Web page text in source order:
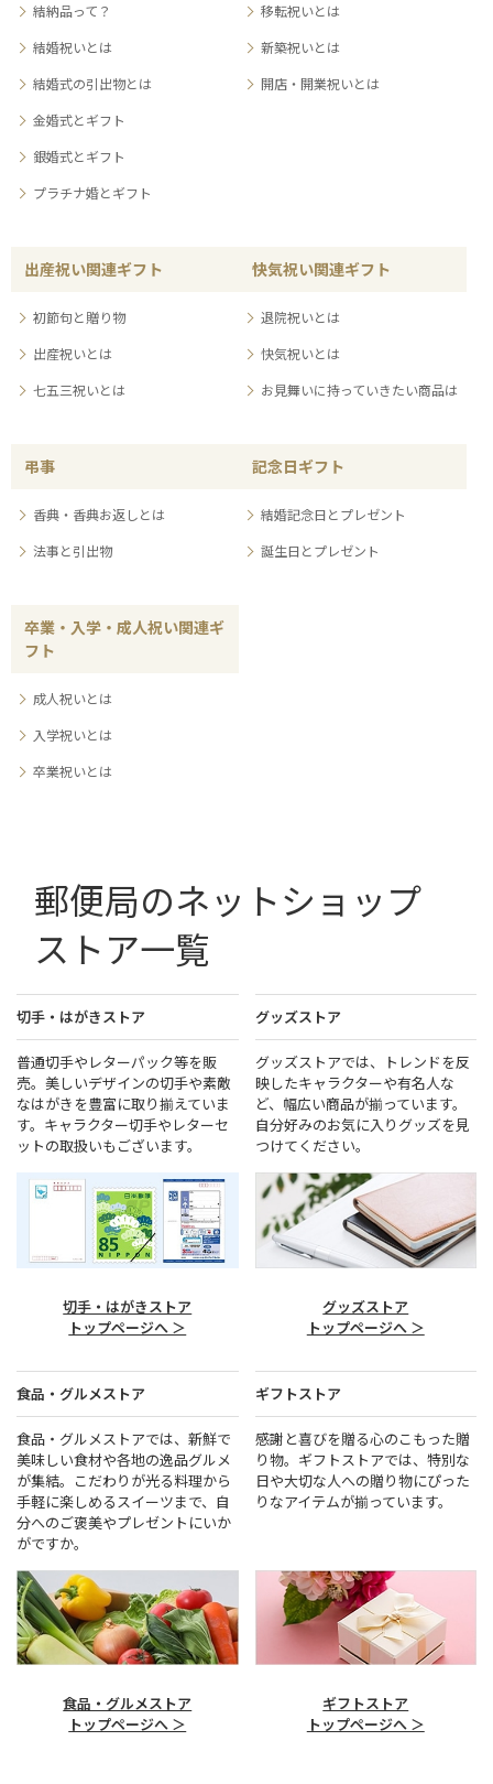
結納品って？
結婚祝いとは
結婚式の引出物とは
金婚式とギフト
銀婚式とギフト
プラチナ婚とギフト
移転祝いとは
新築祝いとは
開店・開業祝いとは
出産祝い関連ギフト
初節句と贈り物
出産祝いとは
七五三祝いとは
快気祝い関連ギフト
退院祝いとは
快気祝いとは
お見舞いに持っていきたい商品は
弔事
香典・香典お返しとは
法事と引出物
記念日ギフト
結婚記念日とプレゼント
誕生日とプレゼント
卒業・入学・成人祝い関連ギ
フト
成人祝いとは
入学祝いとは
卒業祝いとは
郵便局のネットショップ
ストア一覧
切手・はがきストア
普通切手やレターパック等を販
売。美しいデザインの切手や素敵
なはがきを豊富に取り揃えていま
す。キャラクター切手やレターセ
ットの取扱いもございます。
切手・はがきストア
トップページへ ＞
グッズストア
グッズストアでは、トレンドを反
映したキャラクターや有名人な
ど、幅広い商品が揃っています。
自分好みのお気に入りグッズを見
つけてください。
グッズストア
トップページへ ＞
食品・グルメストア
食品・グルメストアでは、新鮮で
美味しい食材や各地の逸品グルメ
が集結。こだわりが光る料理から
手軽に楽しめるスイーツまで、自
分へのご褒美やプレゼントにいか
がですか。
食品・グルメストア
トップページへ ＞
ギフトストア
感謝と喜びを贈る心のこもった贈
り物。ギフトストアでは、特別な
日や大切な人への贈り物にぴった
りなアイテムが揃っています。
ギフトストア
トップページへ ＞